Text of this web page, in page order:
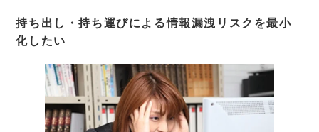
持ち出し・持ち運びによる情報漏洩リスクを最小
化したい